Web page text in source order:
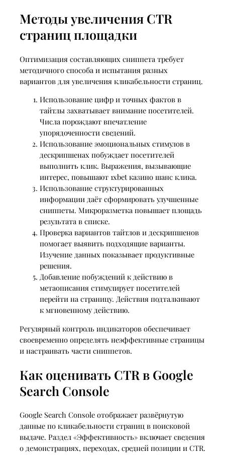
Методы увеличения CTR
страниц площадки
Оптимизация составляющих сниппета требует
методичного способа и испытания разных
вариантов для увеличения кликабельности страниц.
Использование цифр и точных фактов в
тайтлы захватывает внимание посетителей.
Числа порождают впечатление
упорядоченности сведений.
Использование эмоциональных стимулов в
дескрипшенах побуждает посетителей
выполнить клик. Выражения, вызывающие
интерес, повышают 1xbet казино шанс клика.
Использование структурированных
информации даёт сформировать улучшенные
сниппеты. Микроразметка повышает площадь
результата в списке.
Проверка вариантов тайтлов и дескрипшенов
помогает выявить подходящие варианты.
Изучение данных показывает продуктивные
решения.
Добавление побуждений к действию в
метаописания стимулирует посетителей
перейти на страницу. Действия подталкивают
к мгновенному действию.
Регулярный контроль индикаторов обеспечивает
своевременно определять неэффективные страницы
и настраивать части сниппетов.
Как оценивать CTR в Google
Search Console
Google Search Console отображает развёрнутую
данные по кликабельности страниц в поисковой
выдаче. Раздел «Эффективность» включает сведения
о демонстрациях, переходах, средней позиции и CTR.